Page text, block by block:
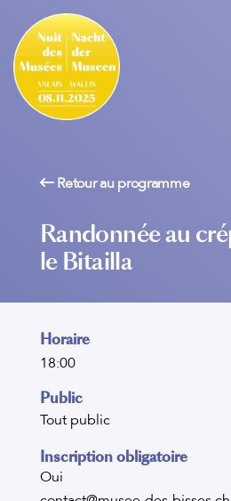
Retour au programme
Randonnée au
le Bitailla
Horaire
18:00
Public
Tout public
Inscription obligatoire
Oui